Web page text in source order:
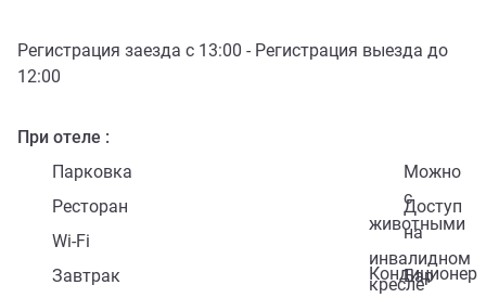
Регистрация заезда с 13:00 - Регистрация выезда до
12:00
При отеле
Парковка
Можно
с
животными
Ресторан
Доступ
на
инвалидном
кресле
Wi-Fi
Кондиционер
Завтрак
Бар